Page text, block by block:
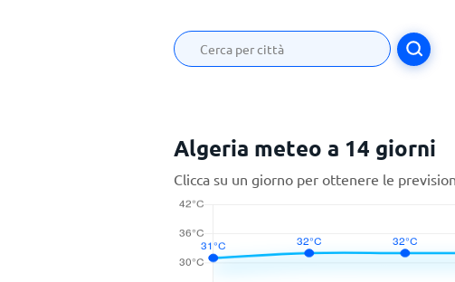
Algeria meteo a 14 giorni
Clicca su un giorno per ottenere le